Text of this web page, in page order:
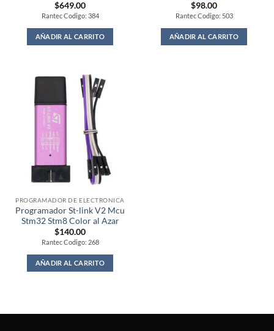
$649.00
Rantec Codigo: 384
AÑADIR AL CARRITO
$98.00
Rantec Codigo: 503
AÑADIR AL CARRITO
PROGRAMADOR DE ELECTRONICA
Programador St-link V2 Mcu
Stm32 Stm8 Color al Azar
$140.00
Rantec Codigo: 268
AÑADIR AL CARRITO